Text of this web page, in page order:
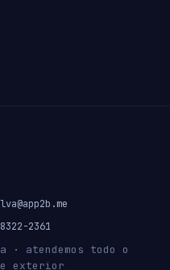
2361
· atendemos todo o
exterior